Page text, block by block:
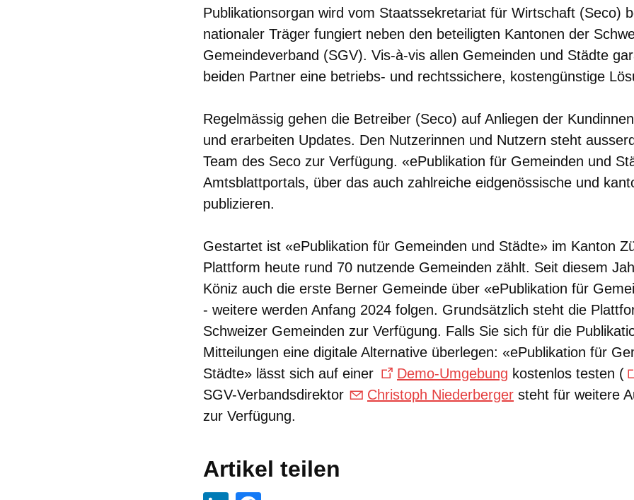
Publikationsorgan wird vom Staatssekretariat für Wirtschaft (Seco)
nationaler Träger fungiert neben den beteiligten Kantonen der
Gemeindeverband (SGV). Vis-à-vis allen Gemeinden und Städte
beiden Partner eine betriebs- und rechtssichere, kostengünstige
Regelmässig gehen die Betreiber (Seco) auf Anliegen der
und erarbeiten Updates. Den Nutzerinnen und Nutzern steht
Team des Seco zur Verfügung. «ePublikation für Gemeinden und
Amtsblattportals, über das auch zahlreiche eidgenössische und
publizieren.
Gestartet ist «ePublikation für Gemeinden und Städte» im Kanton
Plattform heute rund 70 nutzende Gemeinden zählt. Seit diesem
Köniz auch die erste Berner Gemeinde über «ePublikation für
- weitere werden Anfang 2024 folgen. Grundsätzlich steht die
Schweizer Gemeinden zur Verfügung. Falls Sie sich für die
Mitteilungen eine digitale Alternative überlegen: «ePublikation für
Städte» lässt sich auf einer
Demo-Umgebung kostenlos testen (
SGV-Verbandsdirektor
Christoph Niederberger steht für weitere
zur Verfügung.
Artikel teilen